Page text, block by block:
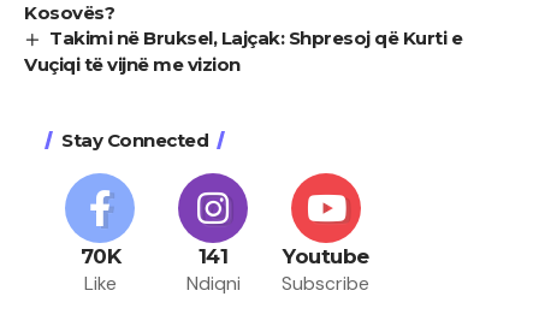
Kosovës?
Takimi në Bruksel, Lajçak: Shpresoj që Kurti e
Vuçiqi të vijnë me vizion
Stay Connected
70K
Like
141
Ndiqni
Youtube
Subscribe